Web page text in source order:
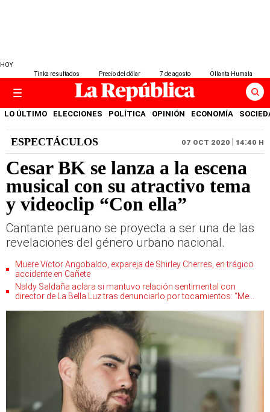
HOY
Tinka resultados
Precio del dólar 7 de agosto Ollanta Humala
LO ÚLTIMO ELECCIONES POLÍTICA OPINIÓN ECONOMÍA
ESPECTÁCULOS 07 OCT 2020 | 14:40 H
Cesar BK se lanza a la escena
musical con su atractivo tema
y videoclip “Con ella”
Cantante peruano se proyecta a ser una de las
revelaciones del género urbano nacional.
Muere Víctor Angobaldo, expareja de Shirley Cherres, en trágico
accidente en Cañete
Naldy Saldaña aclara si mantuvo relación sentimental con
director de La Bella Luz tras denunciarlo por tocamientos: “Me